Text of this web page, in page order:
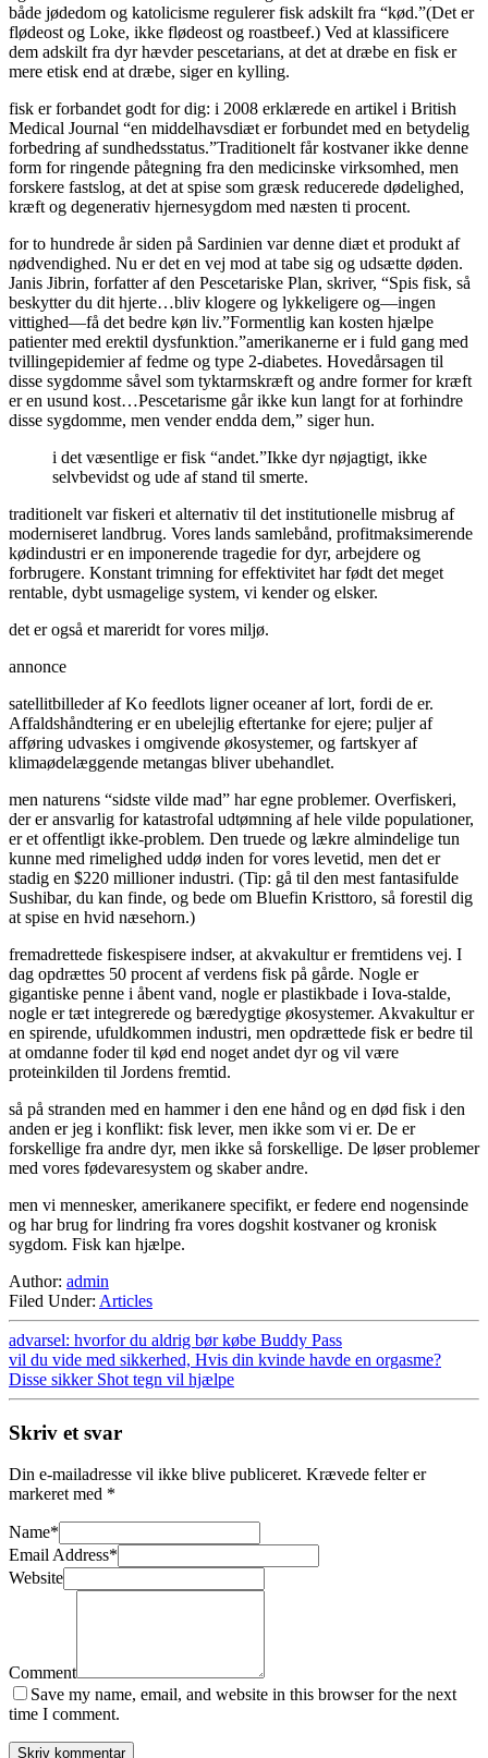
både jødedom og katolicisme regulerer fisk adskilt fra “kød.”(Det er
flødeost og Loke, ikke flødeost og roastbeef.) Ved at klassificere
dem adskilt fra dyr hævder pescetarians, at det at dræbe en fisk er
mere etisk end at dræbe, siger en kylling.
fisk er forbandet godt for dig: i 2008 erklærede en artikel i British
Medical Journal “en middelhavsdiæt er forbundet med en betydelig
forbedring af sundhedsstatus.”Traditionelt får kostvaner ikke denne
form for ringende påtegning fra den medicinske virksomhed, men
forskere fastslog, at det at spise som græsk reducerede dødelighed,
kræft og degenerativ hjernesygdom med næsten ti procent.
for to hundrede år siden på Sardinien var denne diæt et produkt af
nødvendighed. Nu er det en vej mod at tabe sig og udsætte døden.
Janis Jibrin, forfatter af den Pescetariske Plan, skriver, “Spis fisk, så
beskytter du dit hjerte…bliv klogere og lykkeligere og—ingen
vittighed—få det bedre køn liv.”Formentlig kan kosten hjælpe
patienter med erektil dysfunktion.”amerikanerne er i fuld gang med
tvillingepidemier af fedme og type 2-diabetes. Hovedårsagen til
disse sygdomme såvel som tyktarmskræft og andre former for kræft
er en usund kost…Pescetarisme går ikke kun langt for at forhindre
disse sygdomme, men vender endda dem,” siger hun.
i det væsentlige er fisk “andet.”Ikke dyr nøjagtigt, ikke
selvbevidst og ude af stand til smerte.
traditionelt var fiskeri et alternativ til det institutionelle misbrug af
moderniseret landbrug. Vores lands samlebånd, profitmaksimerende
kødindustri er en imponerende tragedie for dyr, arbejdere og
forbrugere. Konstant trimning for effektivitet har født det meget
rentable, dybt usmagelige system, vi kender og elsker.
det er også et mareridt for vores miljø.
annonce
satellitbilleder af Ko feedlots ligner oceaner af lort, fordi de er.
Affaldshåndtering er en ubelejlig eftertanke for ejere; puljer af
afføring udvaskes i omgivende økosystemer, og fartskyer af
klimaødelæggende metangas bliver ubehandlet.
men naturens “sidste vilde mad” har egne problemer. Overfiskeri,
der er ansvarlig for katastrofal udtømning af hele vilde populationer,
er et offentligt ikke-problem. Den truede og lækre almindelige tun
kunne med rimelighed uddø inden for vores levetid, men det er
stadig en $220 millioner industri. (Tip: gå til den mest fantasifulde
Sushibar, du kan finde, og bede om Bluefin Kristtoro, så forestil dig
at spise en hvid næsehorn.)
fremadrettede fiskespisere indser, at akvakultur er fremtidens vej. I
dag opdrættes 50 procent af verdens fisk på gårde. Nogle er
gigantiske penne i åbent vand, nogle er plastikbade i Iova-stalde,
nogle er tæt integrerede og bæredygtige økosystemer. Akvakultur er
en spirende, ufuldkommen industri, men opdrættede fisk er bedre til
at omdanne foder til kød end noget andet dyr og vil være
proteinkilden til Jordens fremtid.
så på stranden med en hammer i den ene hånd og en død fisk i den
anden er jeg i konflikt: fisk lever, men ikke som vi er. De er
forskellige fra andre dyr, men ikke så forskellige. De løser problemer
med vores fødevaresystem og skaber andre.
men vi mennesker, amerikanere specifikt, er federe end nogensinde
og har brug for lindring fra vores dogshit kostvaner og kronisk
sygdom. Fisk kan hjælpe.
Author: admin
Filed Under: Articles
advarsel: hvorfor du aldrig bør købe Buddy Pass
vil du vide med sikkerhed, Hvis din kvinde havde en orgasme?
Disse sikker Shot tegn vil hjælpe
Skriv et svar
Din e-mailadresse vil ikke blive publiceret. Krævede felter er
markeret med *
Name*
Email Address*
Website
Comment
Save my name, email, and website in this browser for the next
time I comment.